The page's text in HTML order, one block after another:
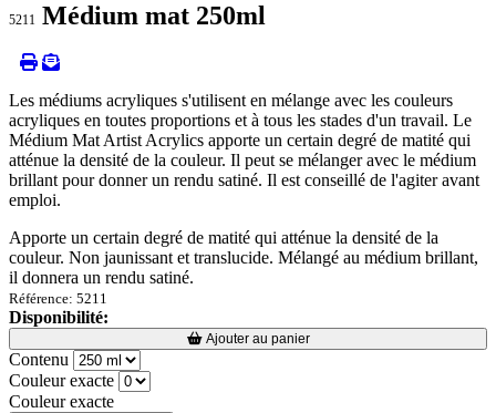
5211 Médium mat 250ml
Les médiums acryliques s'utilisent en mélange avec les couleurs
acryliques en toutes proportions et à tous les stades d'un travail. Le
Médium Mat Artist Acrylics apporte un certain degré de matité qui
atténue la densité de la couleur. Il peut se mélanger avec le médium
brillant pour donner un rendu satiné. Il est conseillé de l'agiter avant
emploi.
Apporte un certain degré de matité qui atténue la densité de la
couleur. Non jaunissant et translucide. Mélangé au médium brillant,
il donnera un rendu satiné.
Référence: 5211
Disponibilité:
Loading...
Loading... Ajouter au panier
Contenu
Couleur exacte
Couleur exacte